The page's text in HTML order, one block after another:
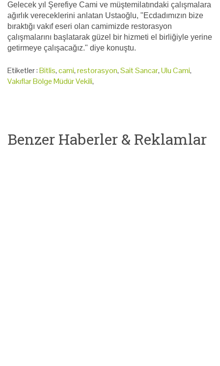
Gelecek yıl Şerefiye Cami ve müştemilatındaki çalışmalara
ağırlık vereceklerini anlatan Ustaoğlu, "Ecdadımızın bize
bıraktığı vakıf eseri olan camimizde restorasyon
çalışmalarını başlatarak güzel bir hizmeti el birliğiyle yerine
getirmeye çalışacağız." diye konuştu.
Etiketler :Bitlis,cami,restorasyon,Sait Sancar,Ulu Cami,
Vakıflar Bölge Müdür Vekili,
Benzer Haberler & Reklamlar